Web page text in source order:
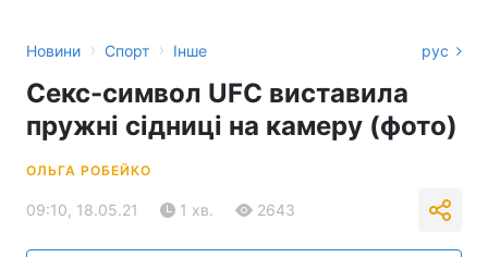
Новини › Спорт › Інше рус
Секс-символ UFC виставила
пружні сідниці на камеру (фото)
ОЛЬГА РОБЕЙКО
09:10, 18.05.21 1 хв. 2643